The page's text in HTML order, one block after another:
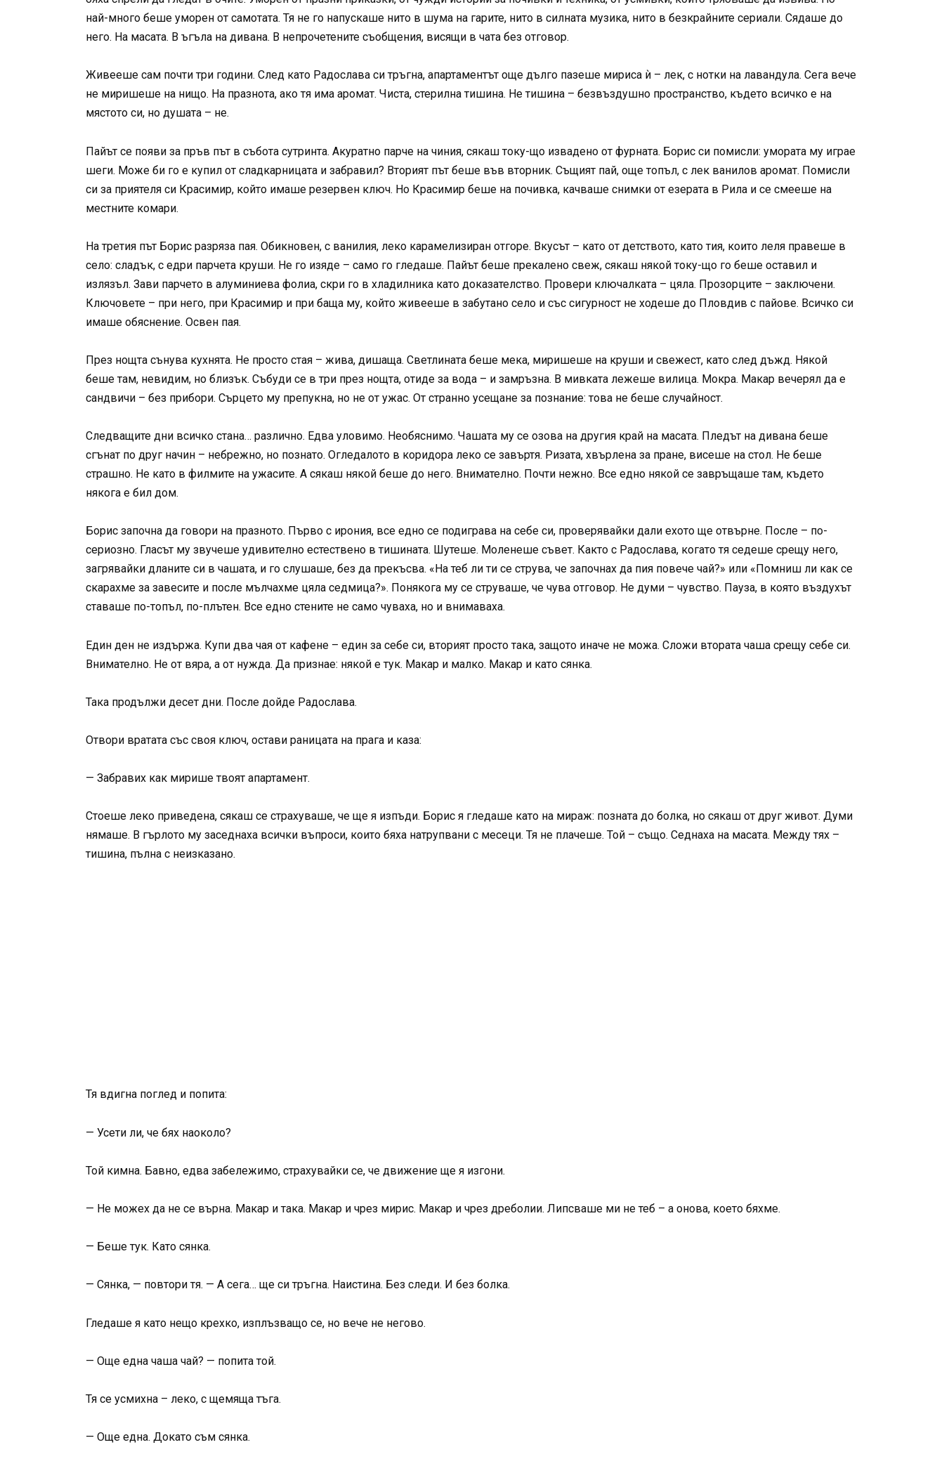
най-много беше уморен от самотата. Тя не го напускаше нито в шума на гарите, нито в силната музика, нито в безкрайните сериали. Сядаше до
него. На масата. В ъгъла на дивана. В непрочетените съобщения, висящи в чата без отговор.
Живееше сам почти три години. След като Радослава си тръгна, апартаментът още дълго пазеше мириса ѝ – лек, с нотки на лавандула. Сега вече
не миришеше на нищо. На празнота, ако тя има аромат. Чиста, стерилна тишина. Не тишина – безвъздушно пространство, където всичко е на
мястото си, но душата – не.
Пайът се появи за пръв път в събота сутринта. Акуратно парче на чиния, сякаш току-що извадено от фурната. Борис си помисли: умората му играе
шеги. Може би го е купил от сладкарницата и забравил? Вторият път беше във вторник. Същият пай, още топъл, с лек ванилов аромат. Помисли
си за приятеля си Красимир, който имаше резервен ключ. Но Красимир беше на почивка, качваше снимки от езерата в Рила и се смееше на
местните комари.
На третия път Борис разряза пая. Обикновен, с ванилия, леко карамелизиран отгоре. Вкусът – като от детството, като тия, които леля правеше в
село: сладък, с едри парчета круши. Не го изяде – само го гледаше. Пайът беше прекалено свеж, сякаш някой току-що го беше оставил и
излязъл. Зави парчето в алуминиева фолиа, скри го в хладилника като доказателство. Провери ключалката – цяла. Прозорците – заключени.
Ключовете – при него, при Красимир и при баща му, който живееше в забутано село и със сигурност не ходеше до Пловдив с пайове. Всичко си
имаше обяснение. Освен пая.
През нощта сънува кухнята. Не просто стая – жива, дишаща. Светлината беше мека, миришеше на круши и свежест, като след дъжд. Някой
беше там, невидим, но близък. Събуди се в три през нощта, отиде за вода – и замръзна. В мивката лежеше вилица. Мокра. Макар вечерял да е
сандвичи – без прибори. Сърцето му препукна, но не от ужас. От странно усещане за познание: това не беше случайност.
Следващите дни всичко стана… различно. Едва уловимо. Необяснимо. Чашата му се озова на другия край на масата. Пледът на дивана беше
сгънат по друг начин – небрежно, но познато. Огледалото в коридора леко се завъртя. Ризата, хвърлена за пране, висеше на стол. Не беше
страшно. Не като в филмите на ужасите. А сякаш някой беше до него. Внимателно. Почти нежно. Все едно някой се завръщаше там, където
някога е бил дом.
Борис започна да говори на празното. Първо с ирония, все едно се подиграва на себе си, проверявайки дали ехото ще отвърне. После – по-
сериозно. Гласът му звучеше удивително естествено в тишината. Шутеше. Моленеше съвет. Както с Радослава, когато тя седеше срещу него,
загрявайки дланите си в чашата, и го слушаше, без да прекъсва. «На теб ли ти се струва, че започнах да пия повече чай?» или «Помниш ли как се
скарахме за завесите и после мълчахме цяла седмица?». Понякога му се струваше, че чува отговор. Не думи – чувство. Пауза, в която въздухът
ставаше по-топъл, по-плътен. Все едно стените не само чуваха, но и внимаваха.
Един ден не издържа. Купи два чая от кафене – един за себе си, вторият просто така, защото иначе не можа. Сложи втората чаша срещу себе си.
Внимателно. Не от вяра, а от нужда. Да признае: някой е тук. Макар и малко. Макар и като сянка.
Така продължи десет дни. После дойде Радослава.
Отвори вратата със своя ключ, остави раницата на прага и каза:
— Забравих как мирише твоят апартамент.
Стоеше леко приведена, сякаш се страхуваше, че ще я изпъди. Борис я гледаше като на мираж: позната до болка, но сякаш от друг живот. Думи
нямаше. В гърлото му заседнаха всички въпроси, които бяха натрупвани с месеци. Тя не плачеше. Той – също. Седнаха на масата. Между тях –
тишина, пълна с неизказано.
Тя вдигна поглед и попита:
— Усети ли, че бях наоколо?
Той кимна. Бавно, едва забележимо, страхувайки се, че движение ще я изгони.
— Не можех да не се върна. Макар и така. Макар и чрез мирис. Макар и чрез дреболии. Липсваше ми не теб – а онова, което бяхме.
— Беше тук. Като сянка.
— Сянка, — повтори тя. — А сега… ще си тръгна. Наистина. Без следи. И без болка.
Гледаше я като нещо крехко, изплъзващо се, но вече не негово.
— Още една чаша чай? — попита той.
Тя се усмихна – леко, с щемяща тъга.
— Още една. Докато съм сянка.